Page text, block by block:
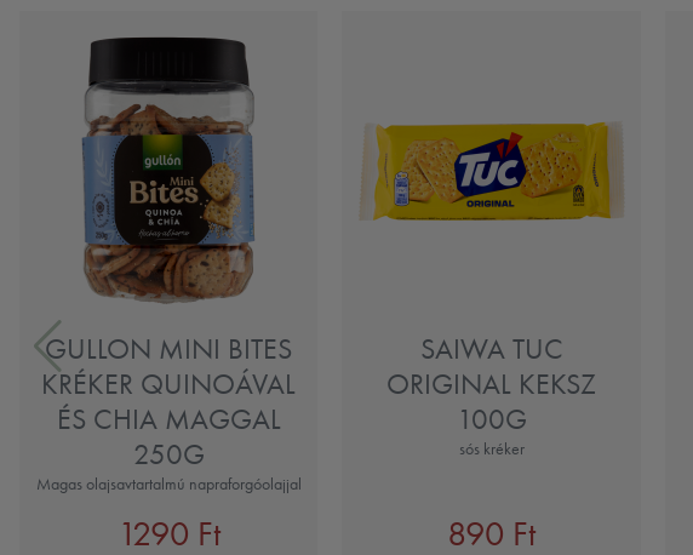
GULLON MINI BITES
KRÉKER QUINOÁVAL
ÉS CHIA MAGGAL
250G
Magas olajsavtartalmú napraforgóolajjal
1290 Ft
SAIWA TUC
ORIGINAL KEKSZ
100G
sós kréker
890 Ft